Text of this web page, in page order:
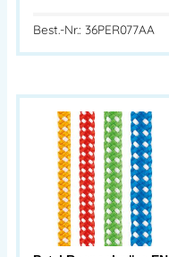
Best.-Nr.: 36PER077AA